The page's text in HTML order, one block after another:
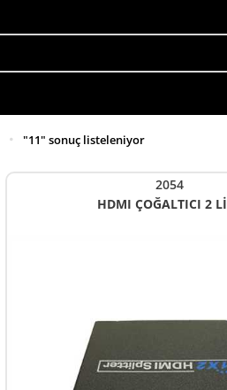
"11" sonuç listeleniyor
2054
HDMI ÇOĞALTICI 2 Lİ